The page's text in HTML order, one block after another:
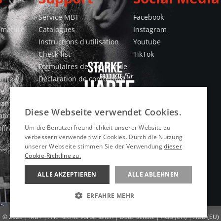
/
/
Service MBT
Catalogues
Instructions d'utilisation
Check-list
Formulaires de commande
Déclaration de conformité
Facebook
Instagram
Youtube
TikTok
© 2023 | MBT | Alle Rechte vorbehalten |Datenschutz|AGB (CH)|AGB (EU)
Diese Webseite verwendet Cookies.
Um die Benutzerfreundlichkeit unserer Website zu
verbessern verwenden wir Cookies. Durch die Nutzung
unserer Webseite stimmen Sie der Verwendungdieser
Cookie-Richtline zu.
ALLE AKZEPTIEREN ALLE ABLEHNEN
ERFAHRE MEHR